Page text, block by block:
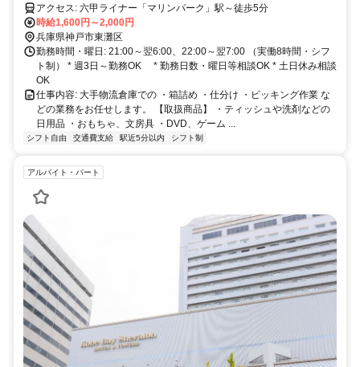
アクセス: 六甲ライナー「マリンパーク」駅～徒歩5分
時給1,600円～2,000円
兵庫県神戸市東灘区
勤務時間・曜日: 21:00～翌6:00、22:00～翌7:00 （実働8時間・シフ
ト制） * 週3日～勤務OK * 勤務日数・曜日等相談OK * 土日休み相談
OK
仕事内容: 大手物流倉庫での ・箱詰め ・仕分け ・ピッキング作業 な
どの業務をお任せします。 【取扱商品】 ・ティッシュや洗剤などの
日用品 ・おもちゃ、文房具 ・DVD、ゲーム ...
シフト自由 交通費支給 駅近5分以内 シフト制
アルバイト・パート